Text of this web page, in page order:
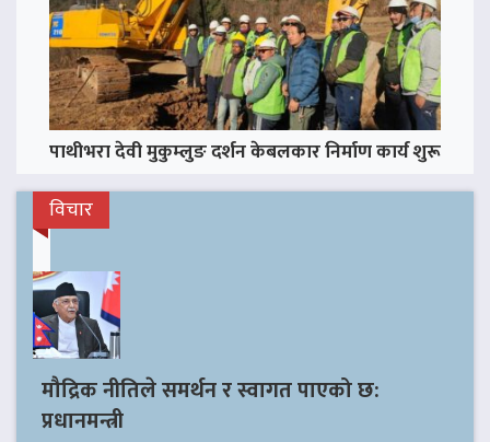
पाथीभरा देवी मुकुम्लुङ दर्शन केबलकार निर्माण कार्य शुरू
विचार
मौद्रिक नीतिले समर्थन र स्वागत पाएको छ:
प्रधानमन्त्री